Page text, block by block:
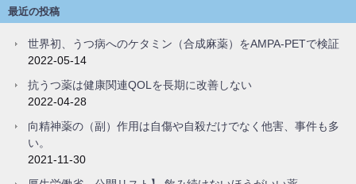
最近の投稿
世界初、うつ病へのケタミン（合成麻薬）をAMPA-PETで検証
2022-05-14
抗うつ薬は健康関連QOLを長期に改善しない
2022-04-28
向精神薬の（副）作用は自傷や自殺だけでなく他害、事件も多
い。
2021-11-30